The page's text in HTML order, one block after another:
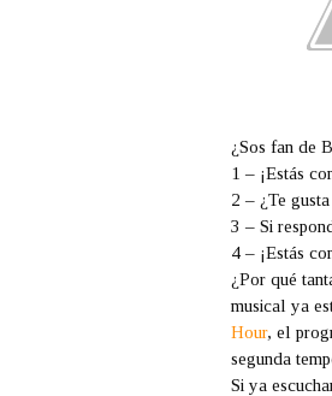
¿Sos fan de
1 – ¡Estás
2 – ¿Te
3 – Si
4 – ¡Estás
¿Por qué
musical ya
Hour, el
segunda
Si ya